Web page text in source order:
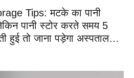
Tips: मटके का पानी
पानी स्टोर करते समय 5
हुई तो जाना पड़ेगा अस्पताल…